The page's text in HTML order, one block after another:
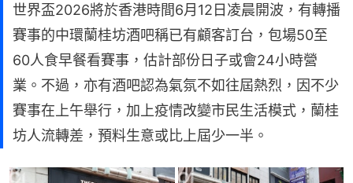
世界盃2026將於香港時間6月12日凌晨開波，有轉播
賽事的中環蘭桂坊酒吧稱已有顧客訂台，包場50至
60人食早餐看賽事，估計部份日子或會24小時營
業。不過，亦有酒吧認為氣氛不如往屆熱烈，因不少
賽事在上午舉行，加上疫情改變市民生活模式，蘭桂
坊人流轉差，預料生意或比上屆少一半。